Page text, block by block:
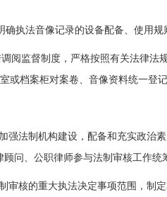
执法音像记录的设备配备、使用
阅监督制度，严格按照有关法律
档案柜对案卷、音像资料统一登记
强法制机构建设，配备和充实政治
问、公职律师参与法制审核工作
核的重大执法决定事项范围，制